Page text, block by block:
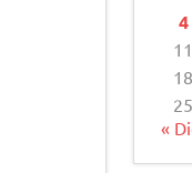
4
11
18
25
«